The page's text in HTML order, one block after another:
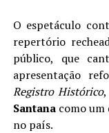
O espetáculo
repertório
público, que
apresentação
Registro Histórico,
Santanacomo um
no país.